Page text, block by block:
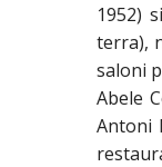
1952)
terra),
saloni
Abele
Antoni